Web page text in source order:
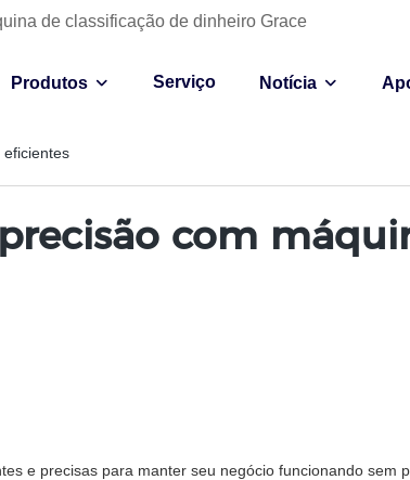
de classificação de dinheiro Grace
Produtos Serviço Notícia
com
e precisas para manter seu negócio funcionando sem